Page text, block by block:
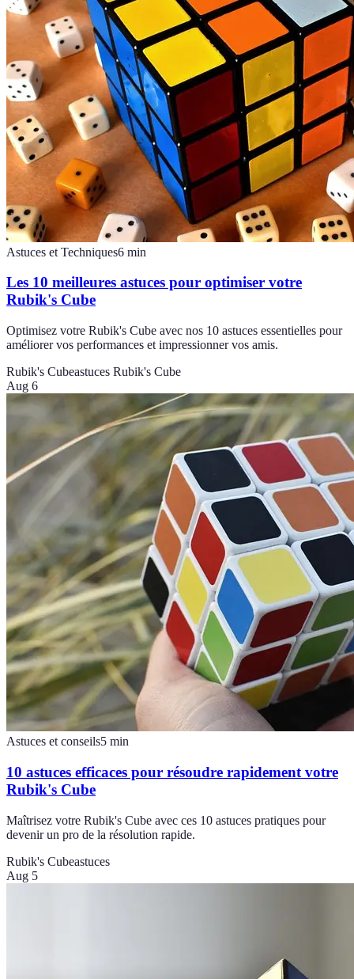
Astuces et Techniques6 min
Les 10 meilleures astuces pour optimiser votre
Rubik's Cube
Optimisez votre Rubik's Cube avec nos 10 astuces essentielles pour
améliorer vos performances et impressionner vos amis.
Rubik's Cubeastuces Rubik's Cube
Aug 6
Astuces et conseils5 min
10 astuces efficaces pour résoudre rapidement votre
Rubik's Cube
Maîtrisez votre Rubik's Cube avec ces 10 astuces pratiques pour
devenir un pro de la résolution rapide.
Rubik's Cubeastuces
Aug 5